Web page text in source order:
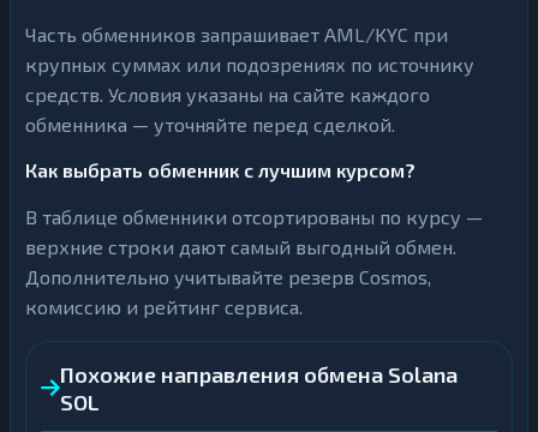
Часть обменников запрашивает AML/KYC при
крупных суммах или подозрениях по источнику
средств. Условия указаны на сайте каждого
обменника — уточняйте перед сделкой.
Как выбрать обменник с лучшим курсом?
В таблице обменники отсортированы по курсу —
верхние строки дают самый выгодный обмен.
Дополнительно учитывайте резерв Cosmos,
комиссию и рейтинг сервиса.
Похожие направления обмена Solana
SOL